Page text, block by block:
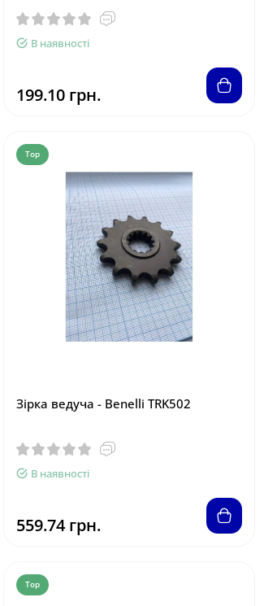
В наявності
199.10 грн.
Top
Зірка ведуча - Benelli TRK502
В наявності
559.74 грн.
Top